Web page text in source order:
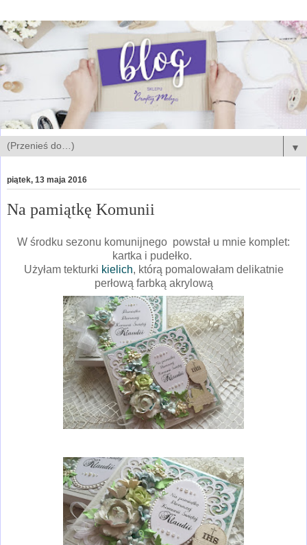
▼
piątek, 13 maja 2016
Na pamiątkę Komunii
W środku sezonu komunijnego powstał u mnie komplet:
kartka i pudełko.
Użyłam tekturki kielich, którą pomalowałam delikatnie
perłową farbką akrylową